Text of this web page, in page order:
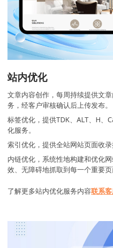
站内优化
文章内容创作，每周持续提供文
务，经客户审核确认后上传发布。
标签优化，提供TDK、ALT、H
化服务。
索引优化，提供全站网站页面收录
内链优化，系统性地构建和优化
效、无障碍地抓取到每一个重要页
了解更多站内优化服务内容联系